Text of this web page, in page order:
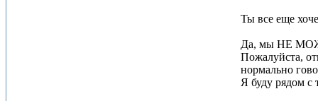
Ты все еще
Да, мы НЕ
Пожалуйста,
нормально
Я буду рядом с